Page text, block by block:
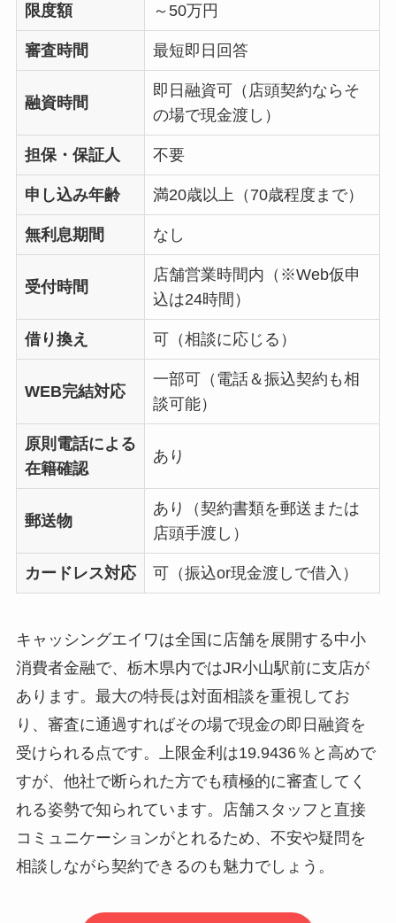
限度額 ～50万円
審査時間 最短即日回答
融資時間
即日融資可（店頭契約ならそ
の場で現金渡し）
担保・保証人 不要
申し込み年齢 満20歳以上（70歳程度まで）
無利息期間 なし
受付時間
店舗営業時間内（※Web仮申
込は24時間）
借り換え 可（相談に応じる）
WEB完結対応
一部可（電話＆振込契約も相
談可能）
原則電話による
在籍確認
あり
郵送物
あり（契約書類を郵送または
店頭手渡し）
カードレス対応 可（振込or現金渡しで借入）
キャッシングエイワは全国に店舗を展開する中小
消費者金融で、栃木県内ではJR小山駅前に支店が
あります。最大の特長は対面相談を重視してお
り、審査に通過すればその場で現金の即日融資を
受けられる点です。上限金利は19.9436％と高めで
すが、他社で断られた方でも積極的に審査してく
れる姿勢で知られています。店舗スタッフと直接
コミュニケーションがとれるため、不安や疑問を
相談しながら契約できるのも魅力でしょう。